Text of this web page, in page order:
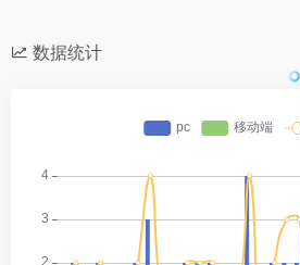
数据统计